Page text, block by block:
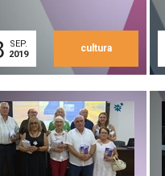
SEP.
2019
cultura